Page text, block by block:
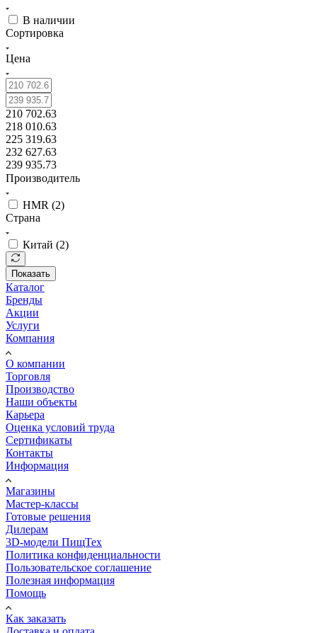
В наличии
Сортировка
Цена
210 702.63
218 010.63
225 319.63
232 627.63
239 935.73
Производитель
HMR (2)
Страна
Китай (2)
Показать
Каталог
Бренды
Акции
Услуги
Компания
О компании
Торговля
Производство
Наши объекты
Карьера
Оценка условий труда
Сертификаты
Контакты
Информация
Магазины
Мастер-классы
Готовые решения
Дилерам
3D-модели ПищТех
Политика конфиденциальности
Пользовательское соглашение
Полезная информация
Помощь
Как заказать